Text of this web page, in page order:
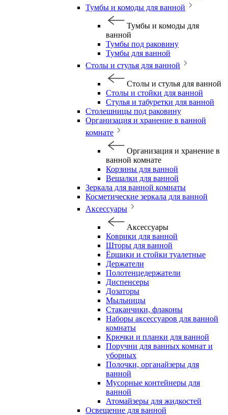
Тумбы и комоды для ванной
Тумбы и комоды для
ванной
Тумбы под раковину
Тумбы для ванной
Столы и стулья для ванной
Столы и стулья для ванной
Столы и стойки для ванной
Стулья и табуретки для ванной
Столешницы под раковину
Организация и хранение в ванной
комнате
Организация и хранение в
ванной комнате
Корзины для ванной
Вешалки для ванной
Зеркала для ванной комнаты
Косметические зеркала для ванной
Аксессуары
Аксессуары
Коврики для ванной
Шторы для ванной
Ёршики и стойки туалетные
Держатели
Полотенцедержатели
Диспенсеры
Дозаторы
Мыльницы
Стаканчики, флаконы
Наборы аксессуаров для ванной
комнаты
Крючки и планки для ванной
Поручни для ванных комнат и
уборных
Полочки, органайзеры для
ванной
Мусорные контейнеры для
ванной
Атомайзеры для жидкостей
Освещение для ванной